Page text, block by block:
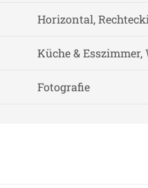
Horizontal,
Küche &
Fotografie